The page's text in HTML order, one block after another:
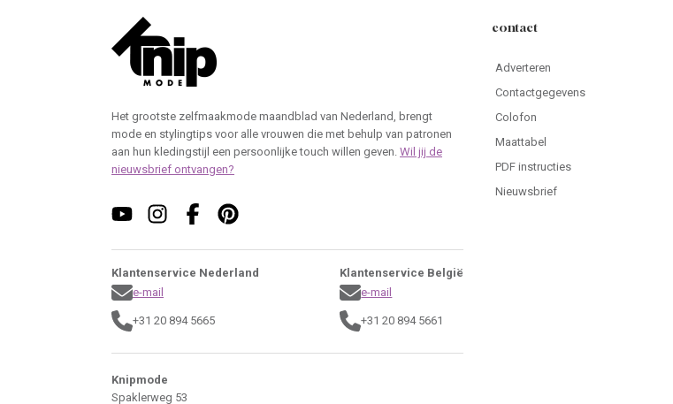
Het grootste zelfmaakmode maandblad van Nederland, brengt
mode en stylingtips voor alle vrouwen die met behulp van patronen
aan hun kledingstijl een persoonlijke touch willen geven. Wil jij de
nieuwsbrief ontvangen?
Klantenservice Nederland
e-mail
+31 20 894 5665
Klantenservice België
e-mail
+31 20 894 5661
Knipmode
Spaklerweg 53
contact
Adverteren
Contactgegevens
Colofon
Maattabel
PDF instructies
Nieuwsbrief